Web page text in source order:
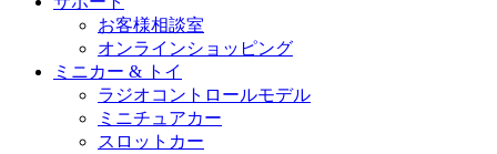
お客様相談室
オンラインショッピング
ミニカー & トイ
ラジオコントロールモデル
ミニチュアカー
スロットカー